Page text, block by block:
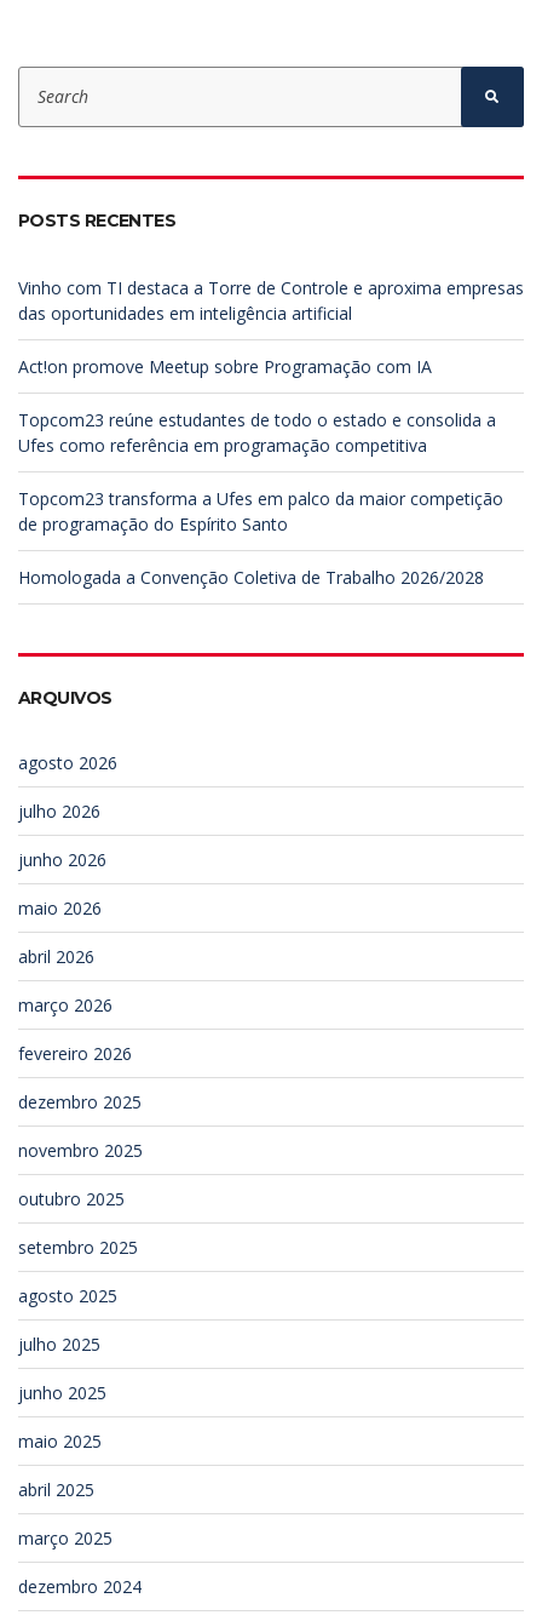
S
a
h
o
a
POSTS RECENTES
Vinho com TI destaca a Torre de Controle e aproxima empresas
das oportunidades em inteligência artificial
Act!on promove Meetup sobre Programação com IA
Topcom23 reúne estudantes de todo o estado e consolida a
Ufes como referência em programação competitiva
Topcom23 transforma a Ufes em palco da maior competição
de programação do Espírito Santo
Homologada a Convenção Coletiva de Trabalho 2026/2028
ARQUIVOS
agosto 2026
julho 2026
junho 2026
maio 2026
abril 2026
março 2026
fevereiro 2026
dezembro 2025
novembro 2025
outubro 2025
setembro 2025
agosto 2025
julho 2025
junho 2025
maio 2025
abril 2025
março 2025
dezembro 2024